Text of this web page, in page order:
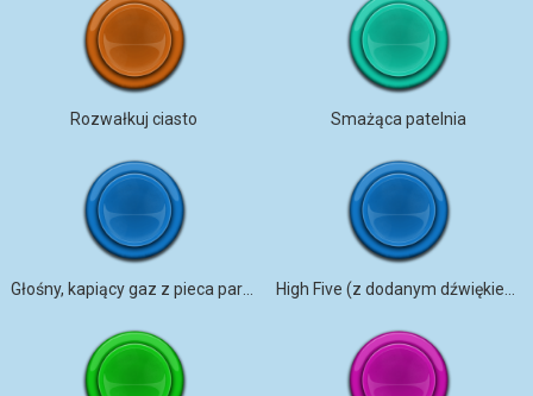
Rozwałkuj ciasto Smażąca patelnia
Głośny, kapiący gaz z pieca parowego